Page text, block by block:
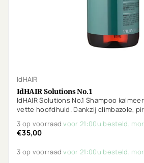
IdHAIR
IdHAIR Solutions No.1
IdHAIR Solutions No.1 Shampoo
vette hoofdhuid. Dankzij climbazole,
hoofdhuid snel frisser en in balans.
3 op voorraadvoor 21:00u besteld,
€35,00
3 op voorraadvoor 21:00u besteld,